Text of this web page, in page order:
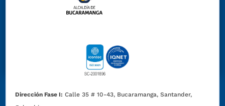
Dirección Fase I: Calle 35 # 10-43, Bucaramanga, Santander,